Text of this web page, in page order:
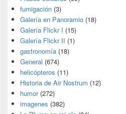
fumigación (3)
Galería en Panoramio (18)
Galería Flickr I (15)
Galería Flickr II (1)
gastronomía (18)
General (674)
helicópteros (11)
Historia de Air Nostrum (12)
humor(272)
imagenes (382)